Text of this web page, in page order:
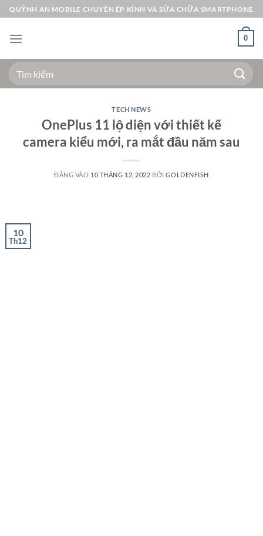
Bỏ
qua
nội
QUỲNH AN MOBILE CHUYÊN ÉP KÍNH VÀ SỬA CHỮA SMARTPHONE
0
Tìm
kiếm:
TECH NEWS
OnePlus 11 lộ diện với thiết kế
camera kiểu mới, ra mắt đầu năm sau
ĐĂNG VÀO 10 THÁNG 12, 2022 BỞIGOLDENFISH
10
Th12